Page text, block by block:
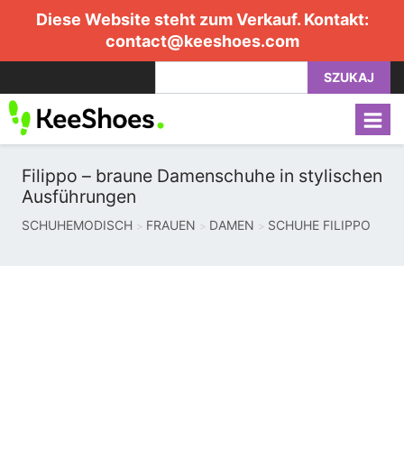
Diese Website steht zum Verkauf. Kontakt:
contact@keeshoes.com
SZUKAJ
Filippo – braune Damenschuhe in stylischen
Ausführungen
SCHUHEMODISCH FRAUEN DAMEN SCHUHE FILIPPO